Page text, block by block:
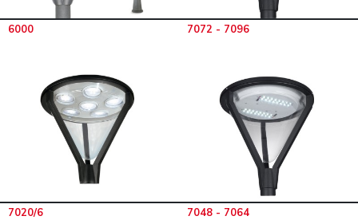
6000 7072 - 7096
7020/6 7048 - 7064